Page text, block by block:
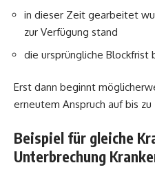
in dieser Zeit gearbeitet
zur Verfügung stand
die ursprüngliche Blockfrist
Erst dann beginnt
erneutem Anspruch auf bis
Beispiel für gleiche
Unterbrechung